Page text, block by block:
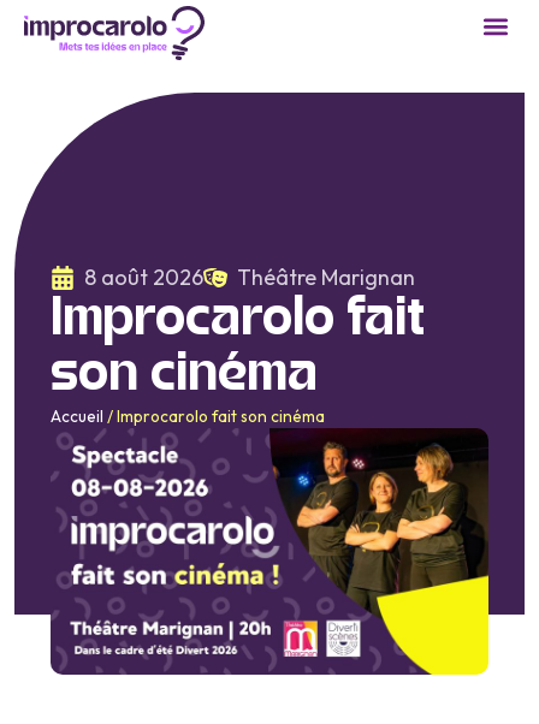
8 août 2026 Théâtre Marignan
Improcarolo fait
son cinéma
Accueil /Improcarolo fait son cinéma